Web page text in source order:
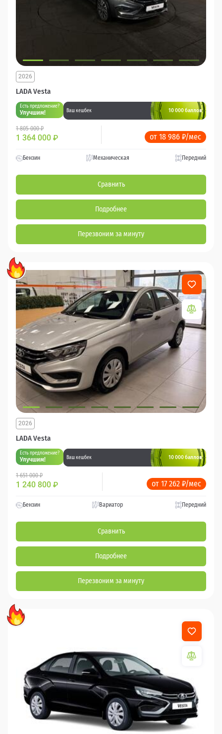
LADA Vesta
2026
Есть предложение?
Улучшим! Ваш кешбек 10 000 баллов
1 805 000 ₽
1 364 000 ₽ от 18 986 ₽/мес
Бензин Механическая Передний
Сравнить
Подробнее
Перезвоним за минуту
LADA Vesta
2026
Есть предложение?
Улучшим! Ваш кешбек 10 000 баллов
1 651 000 ₽
1 240 800 ₽ от 17 262 ₽/мес
Бензин Вариатор Передний
Сравнить
Подробнее
Перезвоним за минуту